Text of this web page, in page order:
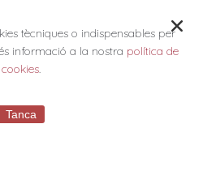
tècniques o indispensables per
informació a la nostra política de
cookies.
Tanca